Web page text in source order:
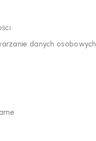
danych osobowych